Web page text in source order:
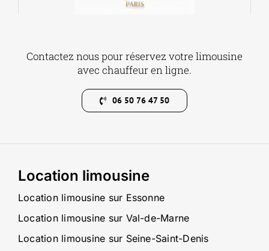
Contactez nous pour réservez votre limousine
avec chauffeur en ligne.
06 50 76 47 50
Location limousine
Location limousine sur Essonne
Location limousine sur Val-de-Marne
Location limousine sur Seine-Saint-Denis